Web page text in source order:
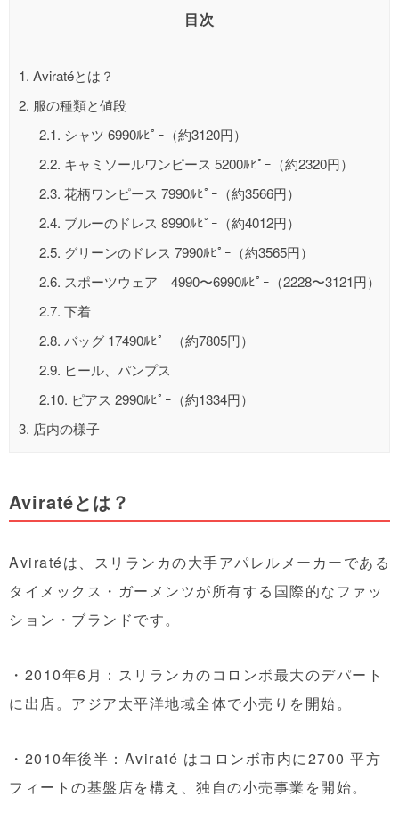
目次
1. Aviratéとは？
2. 服の種類と値段
2.1. シャツ 6990ﾙﾋﾟｰ（約3120円）
2.2. キャミソールワンピース 5200ﾙﾋﾟｰ（約2320円）
2.3. 花柄ワンピース 7990ﾙﾋﾟｰ（約3566円）
2.4. ブルーのドレス 8990ﾙﾋﾟｰ（約4012円）
2.5. グリーンのドレス 7990ﾙﾋﾟｰ（約3565円）
2.6. スポーツウェア 4990〜6990ﾙﾋﾟｰ（2228〜3121円）
2.7. 下着
2.8. バッグ 17490ﾙﾋﾟｰ（約7805円）
2.9. ヒール、パンプス
2.10. ピアス 2990ﾙﾋﾟｰ（約1334円）
3. 店内の様子
Aviratéとは？
Aviratéは、スリランカの大手アパレルメーカーである
タイメックス・ガーメンツが所有する国際的なファッ
ション・ブランドです。
・2010年6月：スリランカのコロンボ最大のデパート
に出店。アジア太平洋地域全体で小売りを開始。
・2010年後半：Aviraté はコロンボ市内に2700 平方
フィートの基盤店を構え、独自の小売事業を開始。